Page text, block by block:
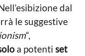
dal
le suggestive
“,
a potenti set